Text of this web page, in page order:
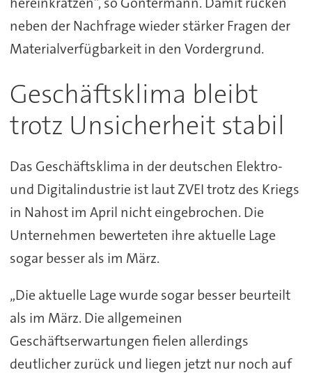
neben der Nachfrage wieder stärker Fragen der
Materialverfügbarkeit in den Vordergrund.
Geschäftsklima bleibt
trotz Unsicherheit stabil
Das Geschäftsklima in der deutschen Elektro-
und Digitalindustrie ist laut ZVEI trotz des Kriegs
in Nahost im April nicht eingebrochen. Die
Unternehmen bewerteten ihre aktuelle Lage
sogar besser als im März.
„Die aktuelle Lage wurde sogar besser beurteilt
als im März. Die allgemeinen
Geschäftserwartungen fielen allerdings
deutlicher zurück und liegen jetzt nur noch auf